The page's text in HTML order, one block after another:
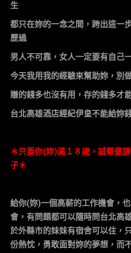
生
都只在妳的一念之間，跨出這一
歷過
男人不可靠，女人一定要有自己
今天我用我的經驗來幫助妳，別
賺的錢多也沒有用，存的錢多才
台北高雄酒店經紀伊皇不能給妳
＊只要你(妳)滿１８歲，誠懇邀
子＊
給你(妳)一個高薪的工作機會，
會，有問題都可以隨時問台北高
於外縣市的妹妹有宿舍可以住，
份熱忱，勇敢面對妳的夢想，而